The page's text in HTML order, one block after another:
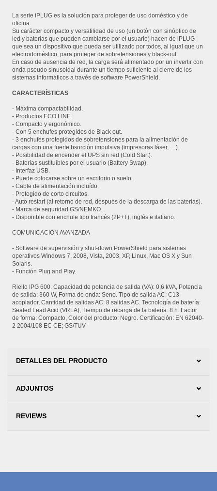
La serie iPLUG es la solución para proteger de uso doméstico y de
oficina.
Su carácter compacto y versatilidad de uso (un botón con sinóptico de
led y baterías que pueden cambiarse por el usuario) hacen de iPLUG
que sea un dispositivo que pueda ser utilizado por todos, al igual que un
electrodoméstico, para proteger de sobretensiones y black-out.
En caso de ausencia de red, la carga será alimentado por un invertir con
onda pseudo sinusoidal durante un tiempo suficiente al cierre de los
sistemas informáticos a través de software PowerShield.
CARACTERÍSTICAS
- Máxima compactabilidad.
- Productos ECO LINE.
- Compacto y ergonómico.
- Con 5 enchufes protegidos de Black out.
- 3 enchufes protegidos de sobretensiones para la alimentación de
cargas con una fuerte bsorción impulsiva (impresoras láser, …).
- Posibilidad de encender el UPS sin red (Cold Start).
- Baterías sustituibles por el usuario (Battery Swap).
- Interfaz USB.
- Puede colocarse sobre un escritorio o suelo.
- Cable de alimentación incluído.
- Protegido de corto circuitos.
- Auto restart (al retorno de red, después de la descarga de las baterías).
- Marca de seguridad GS/NEMKO.
- Disponible con enchufe tipo francés (2P+T), inglés e italiano.
COMUNICACIÓN AVANZADA
- Software de supervisión y shut-down PowerShield para sistemas
operativos Windows 7, 2008, Vista, 2003, XP, Linux, Mac OS X y Sun
Solaris.
- Función Plug and Play.
Riello IPG 600. Capacidad de potencia de salida (VA): 0,6 kVA, Potencia
de salida: 360 W, Forma de onda: Seno. Tipo de salida AC: C13
acoplador, Cantidad de salidas AC: 8 salidas AC. Tecnología de batería:
Sealed Lead Acid (VRLA), Tiempo de recarga de la batería: 8 h. Factor
de forma: Compacto, Color del producto: Negro. Certificación: EN 62040-
2 2004/108 EC CE; GS/TUV
DETALLES DEL PRODUCTO
ADJUNTOS
REVIEWS